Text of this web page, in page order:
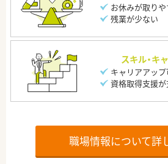
お休みが取りや
残業が少ない
スキル・キ
キャリアアッ
資格取得支援
職場情報について詳